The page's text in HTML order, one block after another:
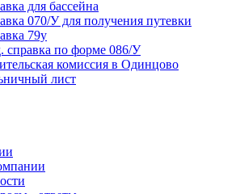
для бассейна
070/У для получения путевки
79у
справка по форме 086/У
комиссия в Одинцово
лист